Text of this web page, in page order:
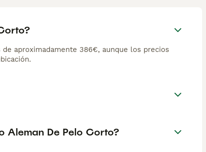
aproximadamente 386€, aunque los precios
Aleman De Pelo Corto?